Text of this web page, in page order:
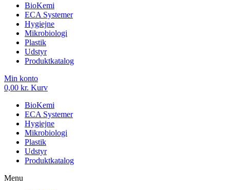
BioKemi
ECA Systemer
Hygiejne
Mikrobiologi
Plastik
Udstyr
Produktkatalog
Min konto
0,00 kr. Kurv
BioKemi
ECA Systemer
Hygiejne
Mikrobiologi
Plastik
Udstyr
Produktkatalog
Menu